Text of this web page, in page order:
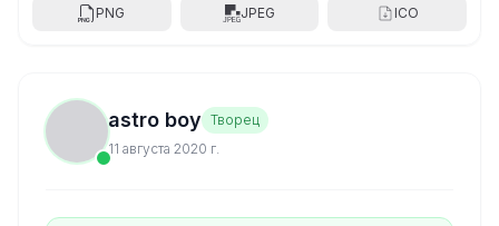
PNG JPEG ICO
astro boy Творец
11 августа 2020 г.